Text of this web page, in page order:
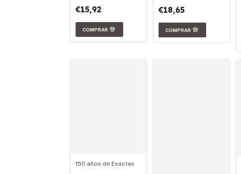
€15,92 €18,65
150 años de Exactas